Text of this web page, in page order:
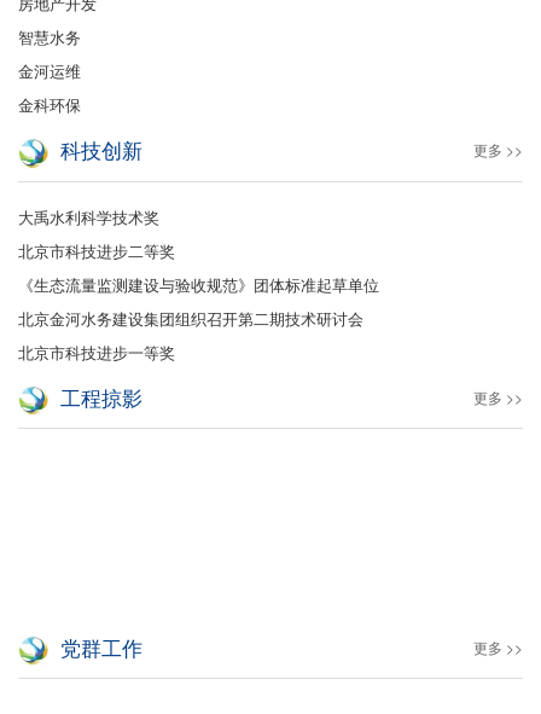
智慧水务
金河运维
金科环保
科技创新 更多 >>
大禹水利科学技术奖
北京市科技进步二等奖
《生态流量监测建设与验收规范》团体标准起草单位
北京金河水务建设集团组织召开第二期技术研讨会
北京市科技进步一等奖
工程掠影 更多 >>
党群工作 更多 >>